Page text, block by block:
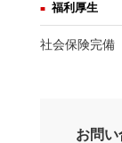
福利厚生
社会保険完備
お問い